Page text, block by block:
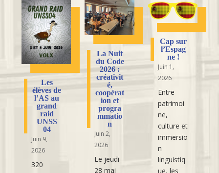
Les
élèves de
l’AS au
grand
raid
UNSS
04
Juin 9,
2026
320
La Nuit
du Code
2026 :
créativit
é,
coopérat
ion et
progra
mmatio
n
Juin 2,
2026
Le jeudi
28 mai
Cap sur
l’Espag
ne !
Juin 1,
2026
Entre
patrimoi
ne,
culture et
immersio
n
linguistiq
ue, les